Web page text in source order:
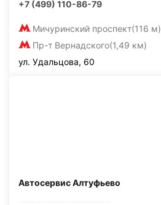
+7 (499) 110-86-79
Мичуринский проспект(116 м)
Пр-т Вернадского(1,49 км)
ул. Удальцова, 60
Автосервис Алтуфьево